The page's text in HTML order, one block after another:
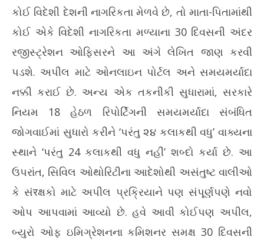
કોઈ વિદેશી દેશની નાગરિકતા મેળવે છે, તો માતા-પિતામાંથી
કોઈ એકે વિદેશી નાગરિકતા મળ્યાના 30 દિવસની અંદર
રજીસ્ટ્રેશન ઓફિસરને આ અંગે લેખિત જાણ કરવી
પડશે. અપીલ માટે ઓનલાઇન પોર્ટલ અને સમયમર્યાદા
નક્કી કરાઈ છે. અન્ય એક તકનીકી સુધારામાં, સરકારે
નિયમ 18 હેઠળ રિપોર્ટિંગની સમયમર્યાદા સંબંધિત
જોગવાઈમાં સુધારો કરીને ‘પરંતુ ૨૪ કલાકથી વધુ’ વાક્યના
સ્થાને ‘પરંતુ 24 કલાકથી વધુ નહીં’ શબ્દો કર્યા છે. આ
ઉપરાંત, સિવિલ ઓથોરિટીના આદેશોથી અસંતુષ્ટ વાલીઓ
કે સંरક્ષકો માટે અપીલ પ્રક્રિયાને પણ સંપૂર્ણપણે નવો
ઓપ આપવામાં આવ્યો છે. હવે આવી કોઈપણ અપીલ,
બ્યુરો ઓફ ઇમિગ્રેશનના કમિશનર સમક્ષ 30 દિવસની